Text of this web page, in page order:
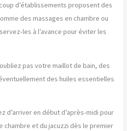
d’établissements proposent des
des massages en chambre ou
les à l’avance pour éviter les
pas votre maillot de bain, des
des huiles essentielles
d’arriver en début d’après-midi pour
et du jacuzzi dès le premier